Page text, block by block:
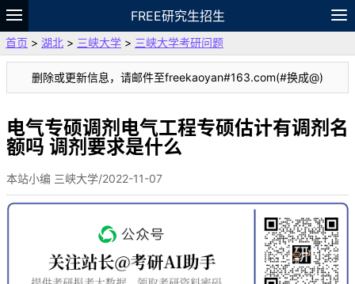
FREE研究生招生
题库
故事 专题 APP 笔记
VIP
资料
首页 > 湖北 > 三峡大学 > 三峡大学考研问题
删除或更新信息，请邮件至freekaoyan#163.com(#换成@)
电气专硕调剂电气工程专硕估计有调剂名
额吗 调剂要求是什么
本站小编 三峡大学/2022-11-07